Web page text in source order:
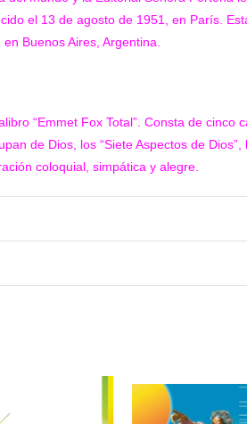
el 13 de agosto de 1951, en París.
Buenos Aires, Argentina.
“Emmet Fox Total” . Consta de cinco
de Dios, los “Siete Aspectos de Dios”,
coloquial, simpática y alegre.